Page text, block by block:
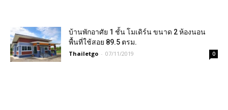
บ้านพักอาศัย 1 ชั้น โมเดิร์น ขนาด 2 ห้องนอน
พื้นที่ใช้สอย 89.5 ตรม.
Thailetgo - 07/11/2019 0